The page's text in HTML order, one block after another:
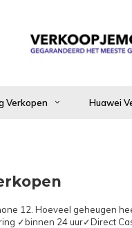
Verkopen Huawei
12. Hoeveel geheugen
✓binnen 24 uur✓Direct